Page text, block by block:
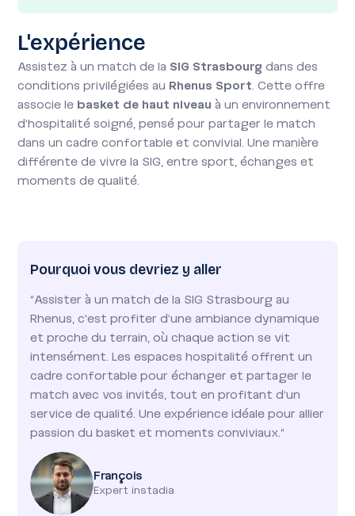
L'expérience
Assistez à un match de la SIG Strasbourg dans des
conditions privilégiées au Rhenus Sport. Cette offre
associe le basket de haut niveau à un environnement
d’hospitalité soigné, pensé pour partager le match
dans un cadre confortable et convivial. Une manière
différente de vivre la SIG, entre sport, échanges et
moments de qualité.
Pourquoi vous devriez y aller
"Assister à un match de la SIG Strasbourg au
Rhenus, c’est profiter d’une ambiance dynamique
et proche du terrain, où chaque action se vit
intensément. Les espaces hospitalité offrent un
cadre confortable pour échanger et partager le
match avec vos invités, tout en profitant d’un
service de qualité. Une expérience idéale pour allier
passion du basket et moments conviviaux."
François
Expert instadia